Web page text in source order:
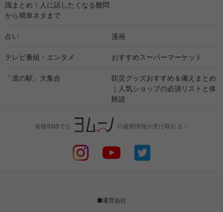
識まとめ！人に話したくなる難問
から簡単ネタまで
占い 漫画
テレビ番組・エンタメ おすすめスーパーマーケット
「道の駅」大集合
防災グッズおすすめ＆備えまとめ
｜人気ショップの必須リストと体
験談
各種SNSでも の最新情報が受け取れる！
■運営会社